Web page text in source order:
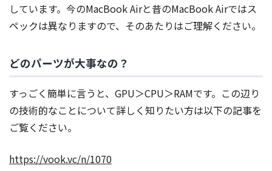
しています。今のMacBook Airと昔のMacBook Airではス
ペックは異なりますので、そのあたりはご理解ください。
どのパーツが大事なの？
すっごく簡単に言うと、GPU＞CPU＞RAMです。この辺り
の技術的なことについて詳しく知りたい方は以下の記事を
ご覧ください。
https://vook.vc/n/1070